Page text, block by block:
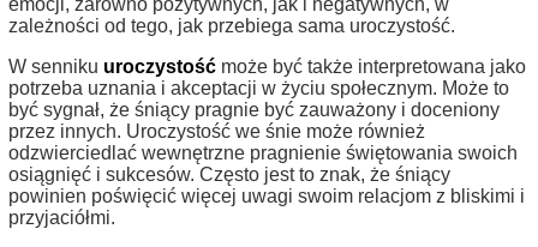
emocji, zarówno pozytywnych, jak i negatywnych, w
zależności od tego, jak przebiega sama uroczystość.
W senniku uroczystość może być także interpretowana jako
potrzeba uznania i akceptacji w życiu społecznym. Może to
być sygnał, że śniący pragnie być zauważony i doceniony
przez innych. Uroczystość we śnie może również
odzwierciedlać wewnętrzne pragnienie świętowania swoich
osiągnięć i sukcesów. Często jest to znak, że śniący
powinien poświęcić więcej uwagi swoim relacjom z bliskimi i
przyjaciółmi.